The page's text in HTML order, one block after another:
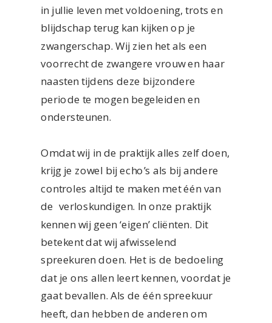
in jullie leven met voldoening, trots en
blijdschap terug kan kijken op je
zwangerschap. Wij zien het als een
voorrecht de zwangere vrouw en haar
naasten tijdens deze bijzondere
periode te mogen begeleiden en
ondersteunen.
Omdat wij in de praktijk alles zelf doen,
krijg je zowel bij echo’s als bij andere
controles altijd te maken met één van
de verloskundigen. In onze praktijk
kennen wij geen ‘eigen’ cliënten. Dit
betekent dat wij afwisselend
spreekuren doen. Het is de bedoeling
dat je ons allen leert kennen, voordat je
gaat bevallen. Als de één spreekuur
heeft, dan hebben de anderen om